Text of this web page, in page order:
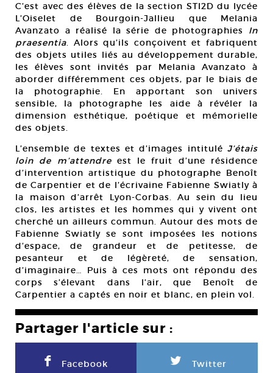
C’est avec des élèves de la section STI2D du lycée
L’Oiselet de Bourgoin-Jallieu que Melania
Avanzato a réalisé la série de photographies In
praesentia. Alors qu’ils conçoivent et fabriquent
des objets utiles liés au développement durable,
les élèves sont invités par Melania Avanzato à
aborder différemment ces objets, par le biais de
la photographie. En apportant son univers
sensible, la photographe les aide à révéler la
dimension esthétique, poétique et mémorielle
des objets.
L’ensemble de textes et d’images intitulé J’étais
loin de m’attendreest le fruit d’une résidence
d’intervention artistique du photographe Benoît
de Carpentier et de l’écrivaine Fabienne Swiatly à
la maison d’arrêt Lyon-Corbas. Au sein du lieu
clos, les artistes et les hommes qui y vivent ont
cherché un ailleurs commun. Autour des mots de
Fabienne Swiatly se sont imposées les notions
d’espace, de grandeur et de petitesse, de
pesanteur et de légèreté, de sensation,
d’imaginaire… Puis à ces mots ont répondu des
corps s’élevant dans l’air, que Benoît de
Carpentier a captés en noir et blanc, en plein vol.
Partager l'article sur :
F Facebook L Twitter